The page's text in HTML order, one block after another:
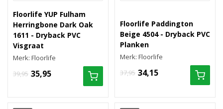
Floorlife YUP Fulham
Herringbone Dark Oak
1611 - Dryback PVC
Visgraat
Merk: Floorlife
39,95 35,95
Floorlife Paddington
Beige 4504 - Dryback PVC
Planken
Merk: Floorlife
37,95 34,15